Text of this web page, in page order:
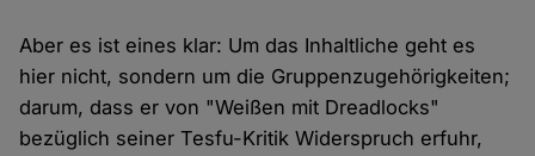
Aber es ist eines klar: Um das Inhaltliche geht es
hier nicht, sondern um die Gruppenzugehörigkeiten;
darum, dass er von "Weißen mit Dreadlocks"
bezüglich seiner Tesfu-Kritik Widerspruch erfuhr,